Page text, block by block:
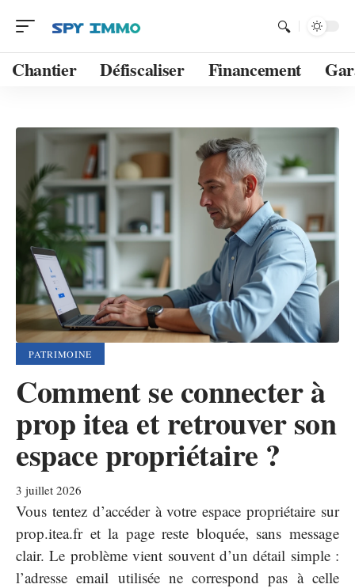
Chantier Défiscaliser Financement
PATRIMOINE
Comment se connecter à
prop itea et retrouver son
espace propriétaire ?
3 juillet 2026
Vous tentez d’accéder à votre espace propriétaire sur
prop.itea.fr et la page reste bloquée, sans message
clair. Le problème vient souvent d’un détail simple :
l’adresse email utilisée ne correspond pas à celle